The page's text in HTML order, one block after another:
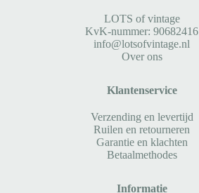
LOTS of vintage
KvK-nummer: 90682416
info@lotsofvintage.nl
Over ons
Klantenservice
Verzending en levertijd
Ruilen en retourneren
Garantie en klachten
Betaalmethodes
Informatie